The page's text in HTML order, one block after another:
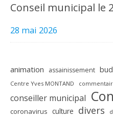
Conseil municipal le
28 mai 2026
animation assainissement
Centre Yves MONTAND
conseiller municipal
coronavirus culture divers